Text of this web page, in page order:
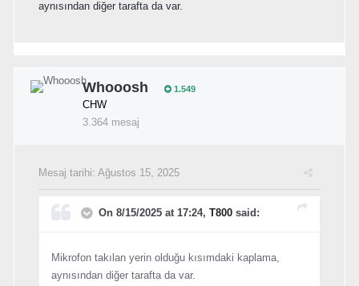
aynısından diğer tarafta da var.
Whooosh 1.549
CHW
3.364 mesaj
Mesaj tarihi: Ağustos 15, 2025
On 8/15/2025 at 17:24, T800 said:
Mikrofon takılan yerin olduğu kısımdaki kaplama,
aynısından diğer tarafta da var.